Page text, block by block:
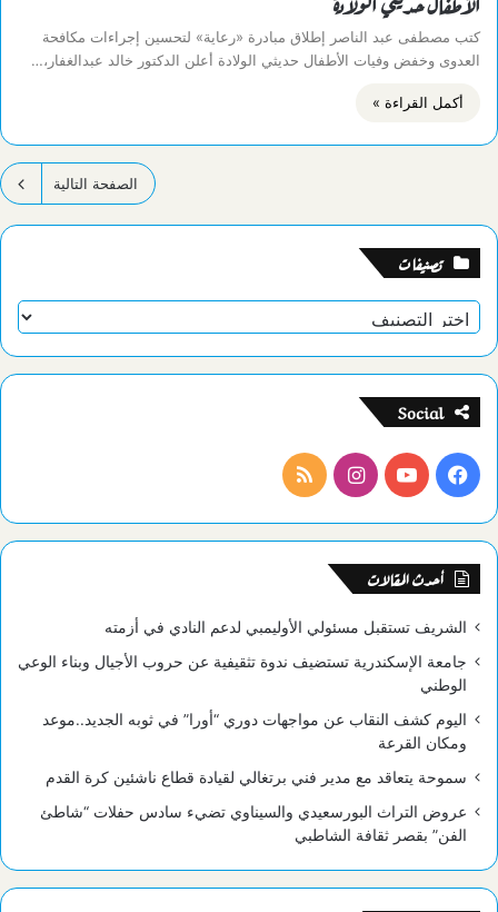
كتب مصطفى عبد الناصر إطلاق مبادرة «رعاية» لتحسين إجراءات مكافحة
العدوى وخفض وفيات الأطفال حديثي الولادة أعلن الدكتور خالد عبدالغفار،…
أكمل القراءة »
الصفحة التالية
تصنيفات
تصنيفات
Social
فيسبوكيوتيوبانستقرامملخص
الموقع
أحدث المقالات
الشريف تستقبل مسئولي الأوليمبي لدعم النادي في أزمته
جامعة الإسكندرية تستضيف ندوة تثقيفية عن حروب الأجيال وبناء الوعي
الوطني
اليوم كشف النقاب عن مواجهات دوري “أورا” في ثوبه الجديد..موعد
ومكان القرعة
سموحة يتعاقد مع مدير فني برتغالي لقيادة قطاع ناشئين كرة القدم
عروض التراث البورسعيدي والسيناوي تضيء سادس حفلات “شاطئ
الفن” بقصر ثقافة الشاطبي